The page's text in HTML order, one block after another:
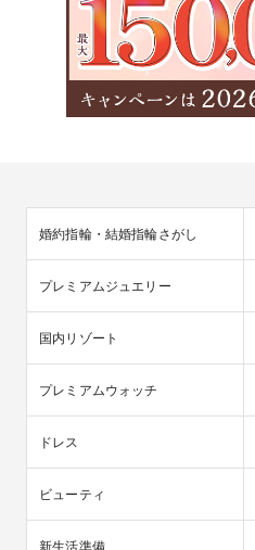
婚約指輪・結婚指輪さがし
プレミアムジュエリー
国内リゾート
プレミアムウォッチ
ドレス
ビューティ
新生活準備